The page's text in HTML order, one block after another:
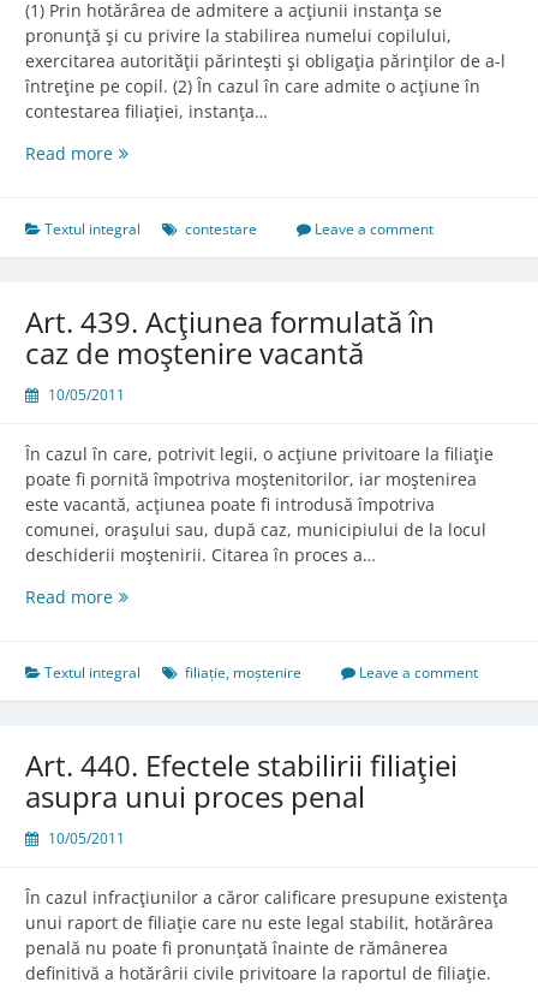
(1) Prin hotărârea de admitere a acţiunii instanţa se
pronunţă şi cu privire la stabilirea numelui copilului,
exercitarea autorităţii părinteşti şi obligaţia părinţilor de a-l
întreţine pe copil. (2) În cazul în care admite o acţiune în
contestarea filiaţiei, instanţa…
Read moreArt.
copilului
Textul integral contestare Leave a comment
Art. 439. Acţiunea formulată în
caz de moştenire vacantă
10/05/2011
În cazul în care, potrivit legii, o acţiune privitoare la filiaţie
poate fi pornită împotriva moştenitorilor, iar moştenirea
este vacantă, acţiunea poate fi introdusă împotriva
comunei, oraşului sau, după caz, municipiului de la locul
deschiderii moştenirii. Citarea în proces a…
Read moreArt.
formulată
în
moştenire
vacantă
Textul integral filiație, moștenire Leave a comment
Art. 440. Efectele stabilirii filiaţiei
asupra unui proces penal
10/05/2011
În cazul infracţiunilor a căror calificare presupune existenţa
unui raport de filiaţie care nu este legal stabilit, hotărârea
penală nu poate fi pronunţată înainte de rămânerea
definitivă a hotărârii civile privitoare la raportul de filiaţie.